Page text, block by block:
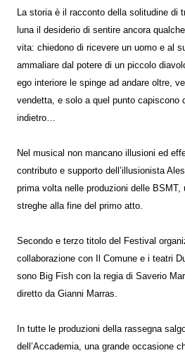
La storia è il racconto della solitudine di
luna il desiderio di sentire ancora
vita: chiedono di ricevere un uomo e al
ammaliare dal potere di un piccolo
ego interiore le spinge ad andare oltre,
vendetta, e solo a quel punto capiscono
indietro…
Nel musical non mancano illusioni ed
contributo e supporto dell’illusionista
prima volta nelle produzioni delle
streghe alla fine del primo atto.
Secondo e terzo titolo del Festival
collaborazione con Il Comune e i teatri
sono Big Fish con la regia di Saverio
diretto da Gianni Marras.
In tutte le produzioni della rassegna
dell’Accademia, una grande occasione